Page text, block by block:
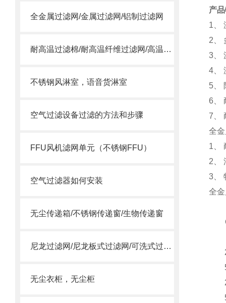
全金属过滤网/金属过滤网/铝制过滤网
耐高温过滤棉/耐高温纤维过滤网/高温合成纤维滤棉
不锈钢风淋室，语音货淋室
空气过滤设备过滤的方法和步骤
FFU风机滤网单元（不锈钢FFU）
空气过滤器如何安装
无尘传递箱/不锈钢传递窗/生物传递窗
尼龙过滤网/尼龙板式过滤网/可洗式过滤网
无尘衣柜，无尘柜
产
1、
2、
3、
4、
5、
6、
7、
全
1、
2、
3、
全